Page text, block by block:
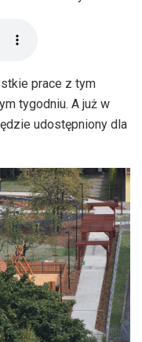
prace z tym
tygodniu. A już w
udostępniony dla